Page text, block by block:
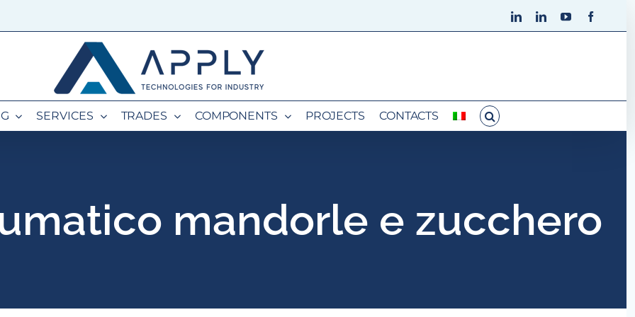
LinkedInLinkedInYouTube
SERVICES TRADES COMPONENTS PROJECTS CONTACTS
mandorle e zucchero